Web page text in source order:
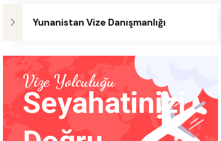
Yunanistan Vize Danışmanlığı
Vize Yolculuğu
Seyahatinizi